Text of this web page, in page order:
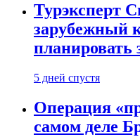
Турэксперт
зарубежный
планировать
5 дней спустя
Операция
самом деле